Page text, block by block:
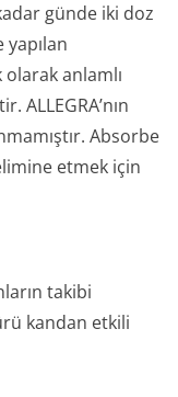
günde iki doz
olarak anlamlı
Absorbe
etmek için
takibi
kandan etkili